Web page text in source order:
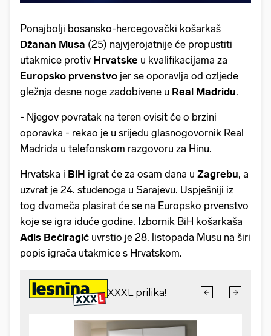
Ponajbolji bosansko-hercegovački košarkaš
Džanan Musa (25) najvjerojatnije će propustiti
utakmice protiv Hrvatske u kvalifikacijama za
Europsko prvenstvo jer se oporavlja od ozljede
gležnja desne noge zadobivene u Real Madridu.
- Njegov povratak na teren ovisit će o brzini
oporavka - rekao je u srijedu glasnogovornik Real
Madrida u telefonskom razgovoru za Hinu.
Hrvatska i BiH igrat će za osam dana u Zagrebu, a
uzvrat je 24. studenoga u Sarajevu. Uspješniji iz
tog dvomeča plasirat će se na Europsko prvenstvo
koje se igra iduće godine. Izbornik BiH košarkaša
Adis Bećiragić uvrstio je 28. listopada Musu na širi
popis igrača utakmice s Hrvatskom.